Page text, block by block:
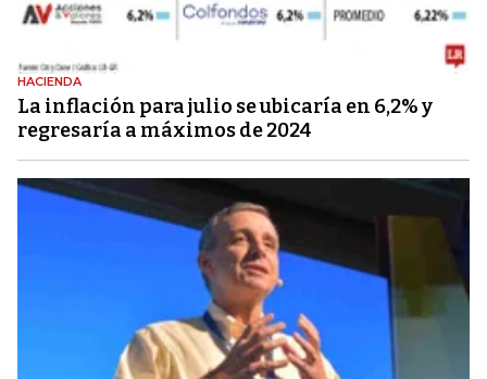
HACIENDA
La inflación para julio se ubicaría en 6,2% y
regresaría a máximos de 2024